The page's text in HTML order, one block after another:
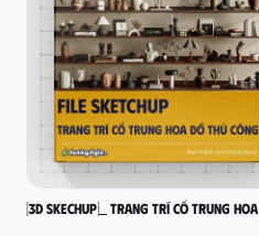
[3D SKECHUP]_ Trang trí cổ Trung Hoa